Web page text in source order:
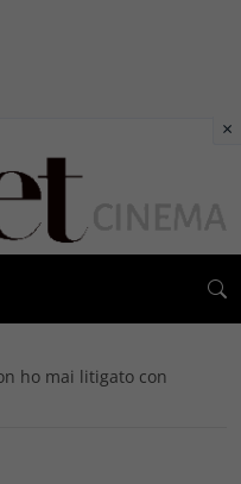
ho mai litigato con
×